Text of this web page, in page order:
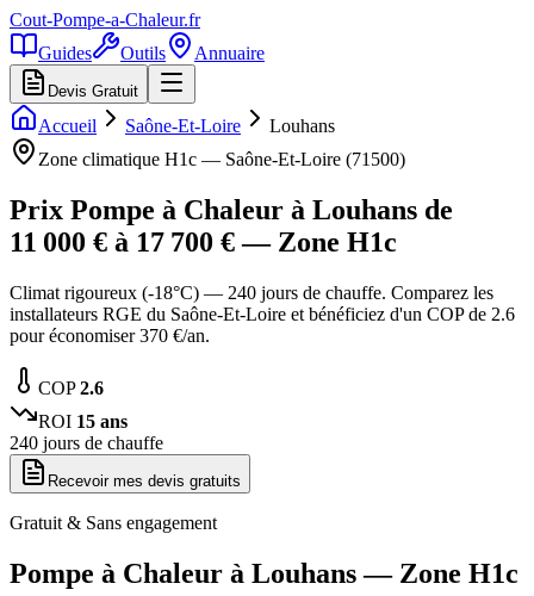
Cout-Pompe-a-Chaleur.fr
Guides
Outils Annuaire
Devis Gratuit
Accueil Saône-Et-Loire
Louhans
Zone climatique H1c — Saône-Et-Loire (71500)
Prix Pompe à Chaleur à Louhans de
11 000 € à 17 700 € — Zone H1c
Climat rigoureux (-18°C) — 240 jours de chauffe. Comparez les
installateurs RGE du Saône-Et-Loire et bénéficiez d'un COP de 2.6
pour économiser 370 €/an.
COP2.6
ROI 15 ans
240 jours de chauffe
Recevoir mes devis gratuits
Gratuit & Sans engagement
Pompe à Chaleur à Louhans— Zone H1c